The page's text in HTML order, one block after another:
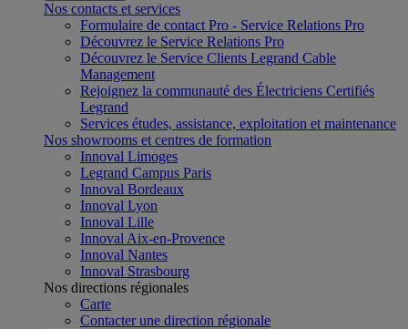
Nos contacts et services
Formulaire de contact Pro - Service Relations Pro
Découvrez le Service Relations Pro
Découvrez le Service Clients Legrand Cable
Management
Rejoignez la communauté des Électriciens Certifiés
Legrand
Services études, assistance, exploitation et maintenance
Nos showrooms et centres de formation
Innoval Limoges
Legrand Campus Paris
Innoval Bordeaux
Innoval Lyon
Innoval Lille
Innoval Aix-en-Provence
Innoval Nantes
Innoval Strasbourg
Nos directions régionales
Carte
Contacter une direction régionale